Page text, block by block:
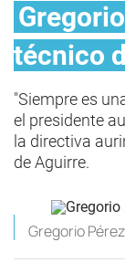
técnico
"Siempre es
el presidente
la directiva
de Aguirre.
Gregorio